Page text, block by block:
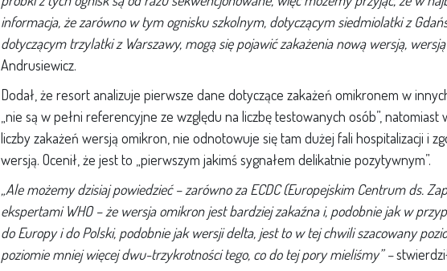
informacja, że zarówno w tym ognisku szkolnym, dotyczącym siedmiolatki z
dotyczącym trzylatki z Warszawy, mogą się pojawić zakażenia nową wersją,
Andrusiewicz.
Dodał, że resort analizuje pierwsze dane dotyczące zakażeń omikronem w
„nie są w pełni referencyjne ze względu na liczbę testowanych osób”,
liczby zakażeń wersją omikron, nie odnotowuje się tam dużej fali hospitalizacji i
wersją. Ocenił, że jest to „pierwszym jakimś sygnałem delikatnie pozytywnym”.
„Ale możemy dzisiaj powiedzieć – zarówno za ECDC (Europejskim Centrum ds.
ekspertami WHO – że wersja omikron jest bardziej zakaźna i, podobnie jak w
do Europy i do Polski, podobnie jak wersji delta, jest to w tej chwili szacowany
poziomie mniej więcej dwu-trzykrotności tego, co do tej pory mieliśmy” –